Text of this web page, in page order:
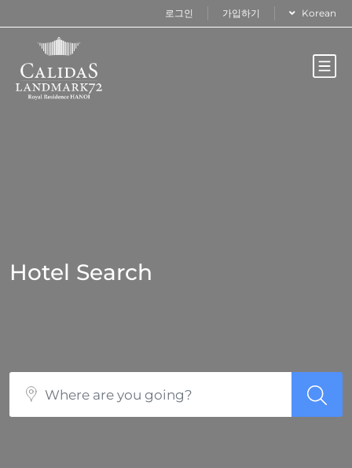
로그인 가입하기 Korean
Hotel Search